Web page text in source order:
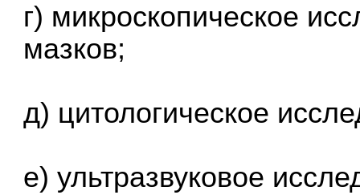
г) микроскопическое
мазков;
д) цитологическое
е) ультразвуковое